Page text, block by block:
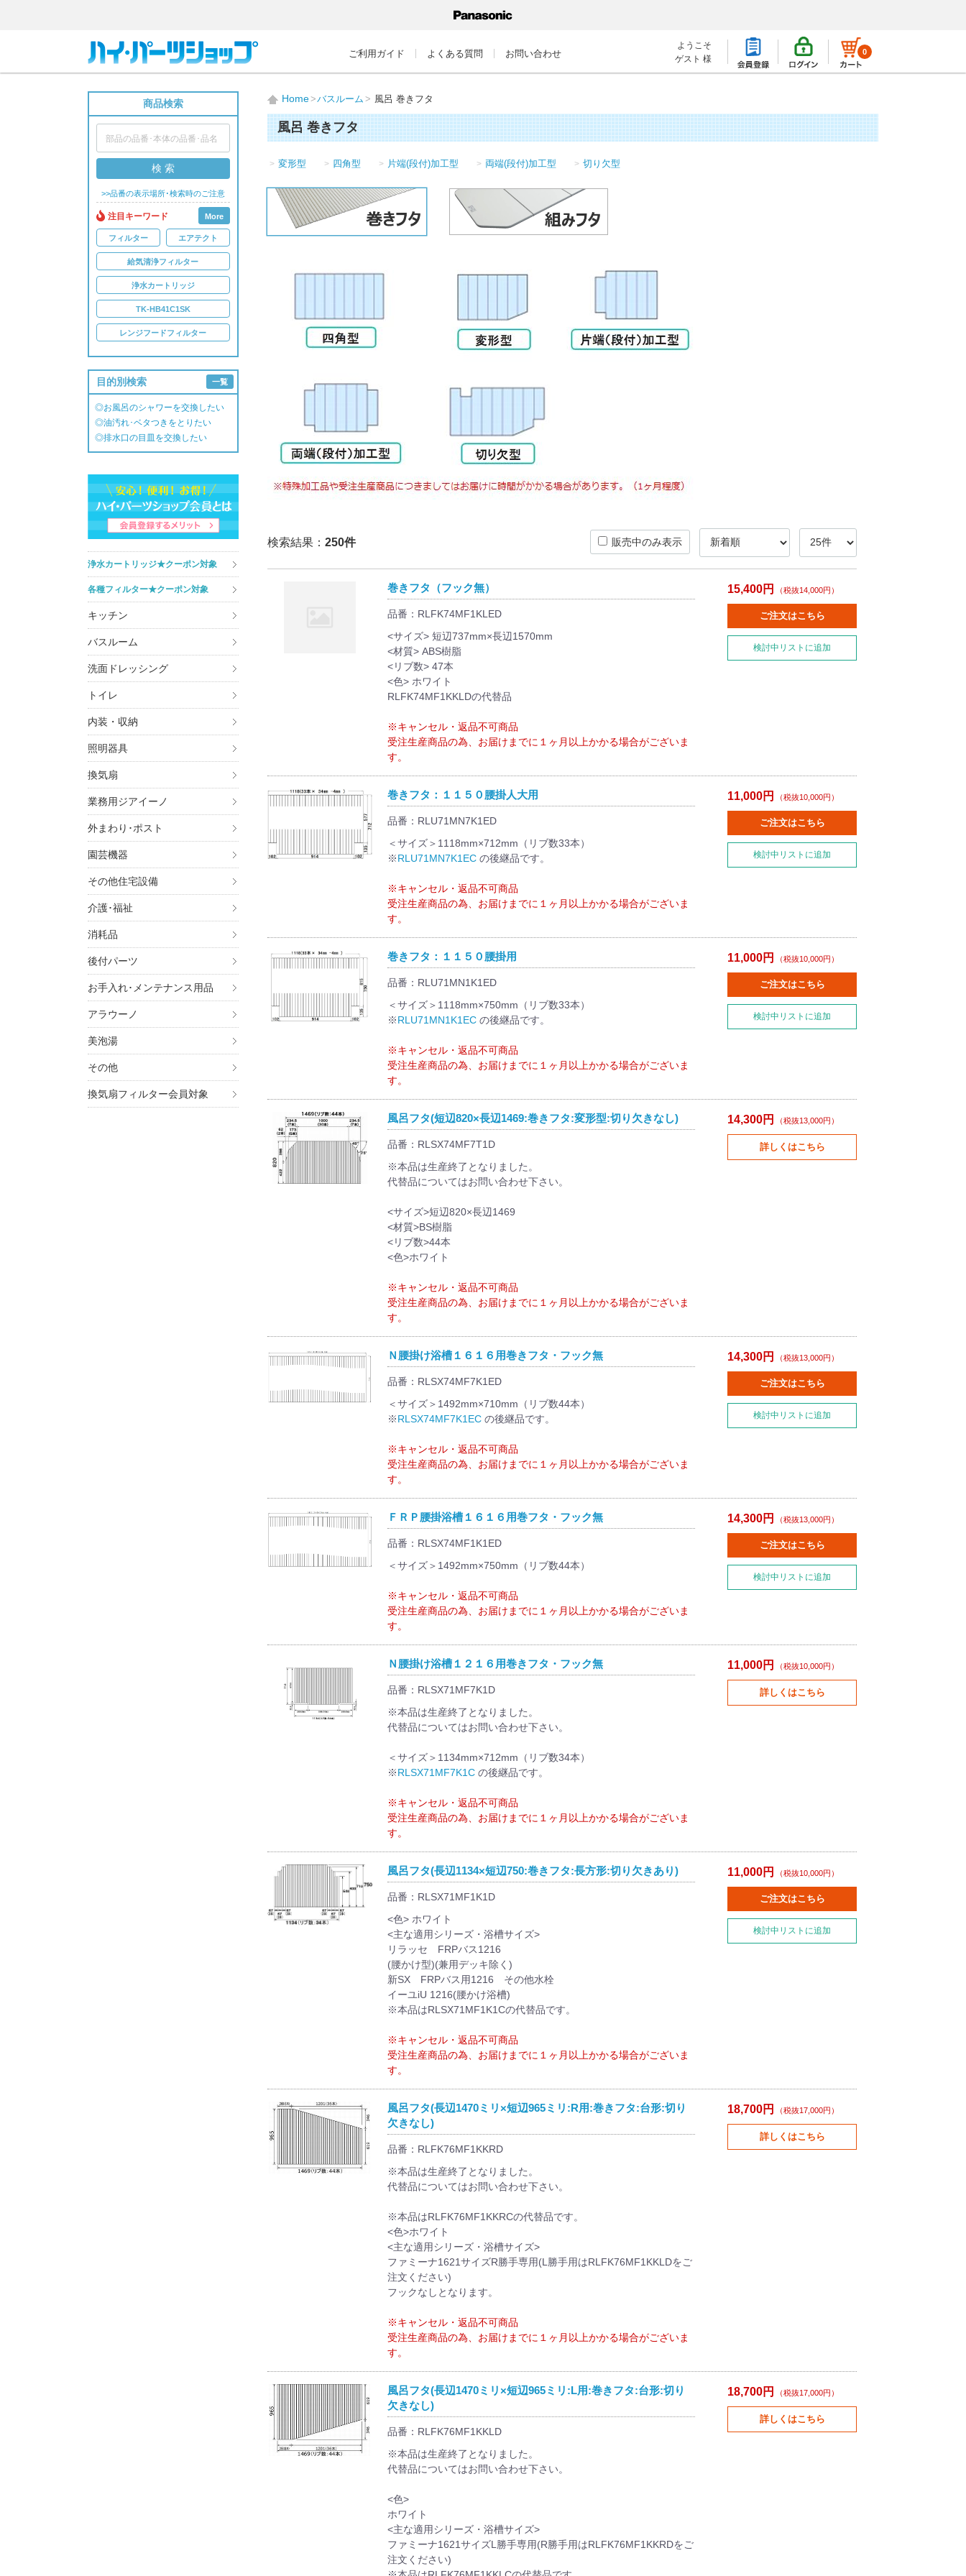
ご利用ガイド よくある質問 お問い合わせ
ようこそ
ゲスト 様
0
商品検索
検 索
>>品番の表示場所･検索時のご注意
注目キーワード More
フィルター エアテクト
給気清浄フィルター
浄水カートリッジ
TK-HB41C1SK
レンジフードフィルター
目的別検索 一覧
◎お風呂のシャワーを交換したい
◎油汚れ･ベタつきをとりたい
◎排水口の目皿を交換したい
浄水カートリッジ★クーポン対象
各種フィルター★クーポン対象
キッチン
バスルーム
洗面ドレッシング
トイレ
内装・収納
照明器具
換気扇
業務用ジアイーノ
外まわり･ポスト
園芸機器
その他住宅設備
介護･福祉
消耗品
後付パーツ
お手入れ･メンテナンス用品
アラウーノ
美泡湯
その他
換気扇フィルター会員対象
Home バスルーム 風呂 巻きフタ
風呂 巻きフタ
変形型 四角型 片端(段付)加工型 両端(段付)加工型 切り欠型
検索結果： 250件 販売中のみ表示
巻きフタ（フック無）
品番：RLFK74MF1KLED
<サイズ> 短辺737mm×長辺1570mm
<材質> ABS樹脂
<リブ数> 47本
<色> ホワイト
RLFK74MF1KKLDの代替品
※キャンセル・返品不可商品
受注生産商品の為、お届けまでに１ヶ月以上かかる場合がございま
す。
15,400円 （税抜14,000円）
ご注文はこちら
検討中リストに追加
巻きフタ：１１５０腰掛人大用
品番：RLU71MN7K1ED
＜サイズ＞1118mm×712mm（リブ数33本）
※RLU71MN7K1ECの後継品です。
※キャンセル・返品不可商品
受注生産商品の為、お届けまでに１ヶ月以上かかる場合がございま
す。
11,000円 （税抜10,000円）
ご注文はこちら
検討中リストに追加
巻きフタ：１１５０腰掛用
品番：RLU71MN1K1ED
＜サイズ＞1118mm×750mm（リブ数33本）
※RLU71MN1K1ECの後継品です。
※キャンセル・返品不可商品
受注生産商品の為、お届けまでに１ヶ月以上かかる場合がございま
す。
11,000円 （税抜10,000円）
ご注文はこちら
検討中リストに追加
風呂フタ(短辺820×長辺1469:巻きフタ:変形型:切り欠きなし)
品番：RLSX74MF7T1D
※本品は生産終了となりました。
代替品についてはお問い合わせ下さい。
<サイズ>短辺820×長辺1469
<材質>BS樹脂
<リブ数>44本
<色>ホワイト
※キャンセル・返品不可商品
受注生産商品の為、お届けまでに１ヶ月以上かかる場合がございま
す。
14,300円 （税抜13,000円）
詳しくはこちら
Ｎ腰掛け浴槽１６１６用巻きフタ・フック無
品番：RLSX74MF7K1ED
＜サイズ＞1492mm×710mm（リブ数44本）
※RLSX74MF7K1ECの後継品です。
※キャンセル・返品不可商品
受注生産商品の為、お届けまでに１ヶ月以上かかる場合がございま
す。
14,300円 （税抜13,000円）
ご注文はこちら
検討中リストに追加
ＦＲＰ腰掛浴槽１６１６用巻フタ・フック無
品番：RLSX74MF1K1ED
＜サイズ＞1492mm×750mm（リブ数44本）
※キャンセル・返品不可商品
受注生産商品の為、お届けまでに１ヶ月以上かかる場合がございま
す。
14,300円 （税抜13,000円）
ご注文はこちら
検討中リストに追加
Ｎ腰掛け浴槽１２１６用巻きフタ・フック無
品番：RLSX71MF7K1D
※本品は生産終了となりました。
代替品についてはお問い合わせ下さい。
＜サイズ＞1134mm×712mm（リブ数34本）
※RLSX71MF7K1Cの後継品です。
※キャンセル・返品不可商品
受注生産商品の為、お届けまでに１ヶ月以上かかる場合がございま
す。
11,000円 （税抜10,000円）
詳しくはこちら
風呂フタ(長辺1134×短辺750:巻きフタ:長方形:切り欠きあり)
品番：RLSX71MF1K1D
<色> ホワイト
<主な適用シリーズ・浴槽サイズ>
リラッセ FRPバス1216
(腰かけ型)(兼用デッキ除く)
新SX FRPバス用1216 その他水栓
イーユiU 1216(腰かけ浴槽)
※本品はRLSX71MF1K1Cの代替品です。
※キャンセル・返品不可商品
受注生産商品の為、お届けまでに１ヶ月以上かかる場合がございま
す。
11,000円 （税抜10,000円）
ご注文はこちら
検討中リストに追加
風呂フタ(長辺1470ミリ×短辺965ミリ:R用:巻きフタ:台形:切り
欠きなし)
品番：RLFK76MF1KKRD
※本品は生産終了となりました。
代替品についてはお問い合わせ下さい。
※本品はRLFK76MF1KKRCの代替品です。
<色>ホワイト
<主な適用シリーズ・浴槽サイズ>
ファミーナ1621サイズR勝手専用(L勝手用はRLFK76MF1KKLDをご
注文ください)
フックなしとなります。
※キャンセル・返品不可商品
受注生産商品の為、お届けまでに１ヶ月以上かかる場合がございま
す。
18,700円 （税抜17,000円）
詳しくはこちら
風呂フタ(長辺1470ミリ×短辺965ミリ:L用:巻きフタ:台形:切り
欠きなし)
品番：RLFK76MF1KKLD
※本品は生産終了となりました。
代替品についてはお問い合わせ下さい。
<色>
ホワイト
<主な適用シリーズ・浴槽サイズ>
ファミーナ1621サイズL勝手専用(R勝手用はRLFK76MF1KKRDをご
注文ください)
18,700円 （税抜17,000円）
詳しくはこちら